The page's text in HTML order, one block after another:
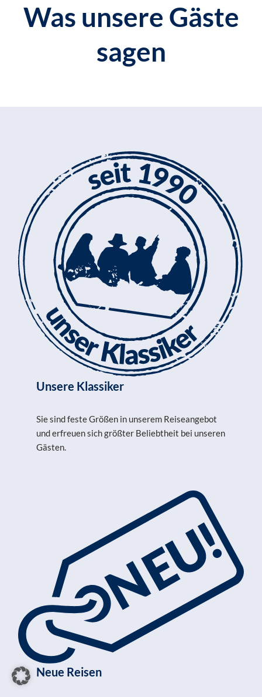
Was unsere Gäste
sagen
Unsere Klassiker
Sie sind feste Größen in unserem Reiseangebot
und erfreuen sich größter Beliebtheit bei unseren
Gästen.
Neue Reisen